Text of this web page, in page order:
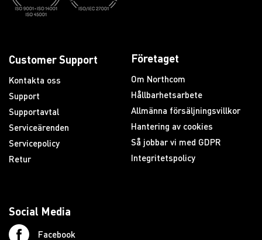
Customer Support
Kontakta oss
Support
Supportavtal
Serviceärenden
Servicepolicy
Retur
Företaget
Om Northcom
Hållbarhetsarbete
Allmänna försäljningsvillkor
Hantering av cookies
Så jobbar vi med GDPR
Integritetspolicy
Social Media
Facebook